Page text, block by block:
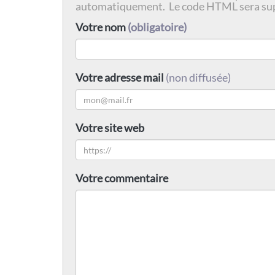
automatiquement. Le code HTML sera
Votre nom(obligatoire)
Votre adresse mail (non diffusée)
Votre site web
Votre commentaire